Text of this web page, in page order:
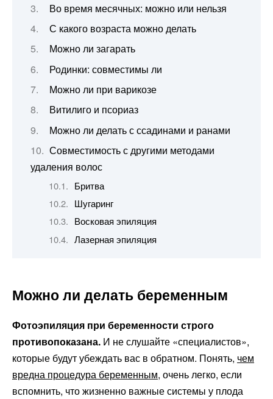
Во время месячных: можно или нельзя
С какого возраста можно делать
Можно ли загарать
Родинки: совместимы ли
Можно ли при варикозе
Витилиго и псориаз
Можно ли делать с ссадинами и ранами
Совместимость с другими методами
удаления волос
Бритва
Шугаринг
Восковая эпиляция
Лазерная эпиляция
Можно ли делать беременным
Фотоэпиляция при беременности строго
противопоказана. И не слушайте «специалистов»,
которые будут убеждать вас в обратном. Понять, чем
вредна процедура беременным, очень легко, если
вспомнить, что жизненно важные системы у плода